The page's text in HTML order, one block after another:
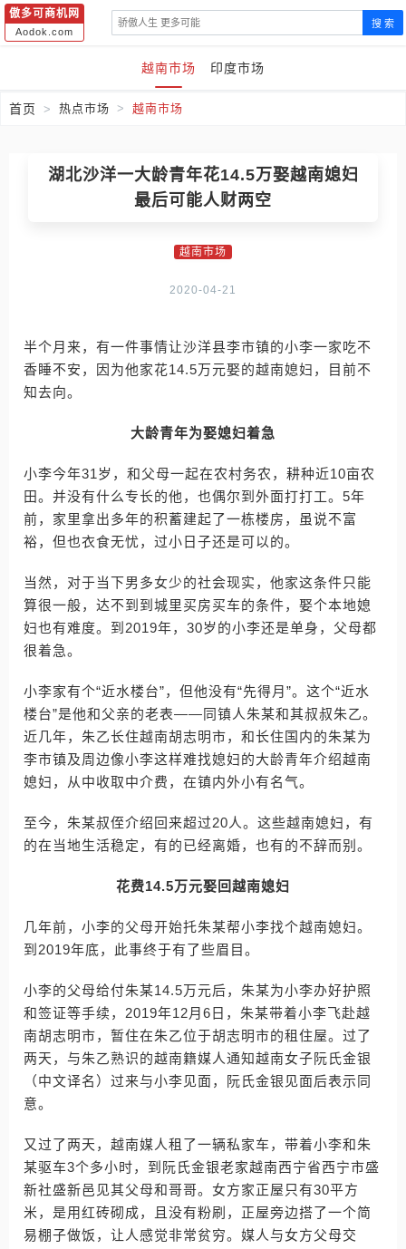
傲多可商机网
Aodok.com
搜 索
越南市场 印度市场
首页 热点市场 越南市场
湖北沙洋一大龄青年花14.5万娶越南媳妇
最后可能人财两空
越南市场
2020-04-21
半个月来，有一件事情让沙洋县李市镇的小李一家吃不
香睡不安，因为他家花14.5万元娶的越南媳妇，目前不
知去向。
大龄青年为娶媳妇着急
小李今年31岁，和父母一起在农村务农，耕种近10亩农
田。并没有什么专长的他，也偶尔到外面打打工。5年
前，家里拿出多年的积蓄建起了一栋楼房，虽说不富
裕，但也衣食无忧，过小日子还是可以的。
当然，对于当下男多女少的社会现实，他家这条件只能
算很一般，达不到到城里买房买车的条件，娶个本地媳
妇也有难度。到2019年，30岁的小李还是单身，父母都
很着急。
小李家有个“近水楼台”，但他没有“先得月”。这个“近水
楼台”是他和父亲的老表——同镇人朱某和其叔叔朱乙。
近几年，朱乙长住越南胡志明市，和长住国内的朱某为
李市镇及周边像小李这样难找媳妇的大龄青年介绍越南
媳妇，从中收取中介费，在镇内外小有名气。
至今，朱某叔侄介绍回来超过20人。这些越南媳妇，有
的在当地生活稳定，有的已经离婚，也有的不辞而别。
花费14.5万元娶回越南媳妇
几年前，小李的父母开始托朱某帮小李找个越南媳妇。
到2019年底，此事终于有了些眉目。
小李的父母给付朱某14.5万元后，朱某为小李办好护照
和签证等手续，2019年12月6日，朱某带着小李飞赴越
南胡志明市，暂住在朱乙位于胡志明市的租住屋。过了
两天，与朱乙熟识的越南籍媒人通知越南女子阮氏金银
（中文译名）过来与小李见面，阮氏金银见面后表示同
意。
又过了两天，越南媒人租了一辆私家车，带着小李和朱
某驱车3个多小时，到阮氏金银老家越南西宁省西宁市盛
新社盛新邑见其父母和哥哥。女方家正屋只有30平方
米，是用红砖砌成，且没有粉刷，正屋旁边搭了一个简
易棚子做饭，让人感觉非常贫穷。媒人与女方父母交